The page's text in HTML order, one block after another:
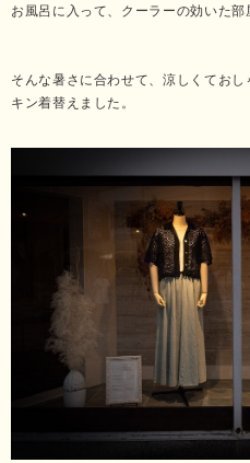
お風呂に入って、クーラーの効いた部
そんな暑さに合わせて、涼しくてお
キン着替えました。